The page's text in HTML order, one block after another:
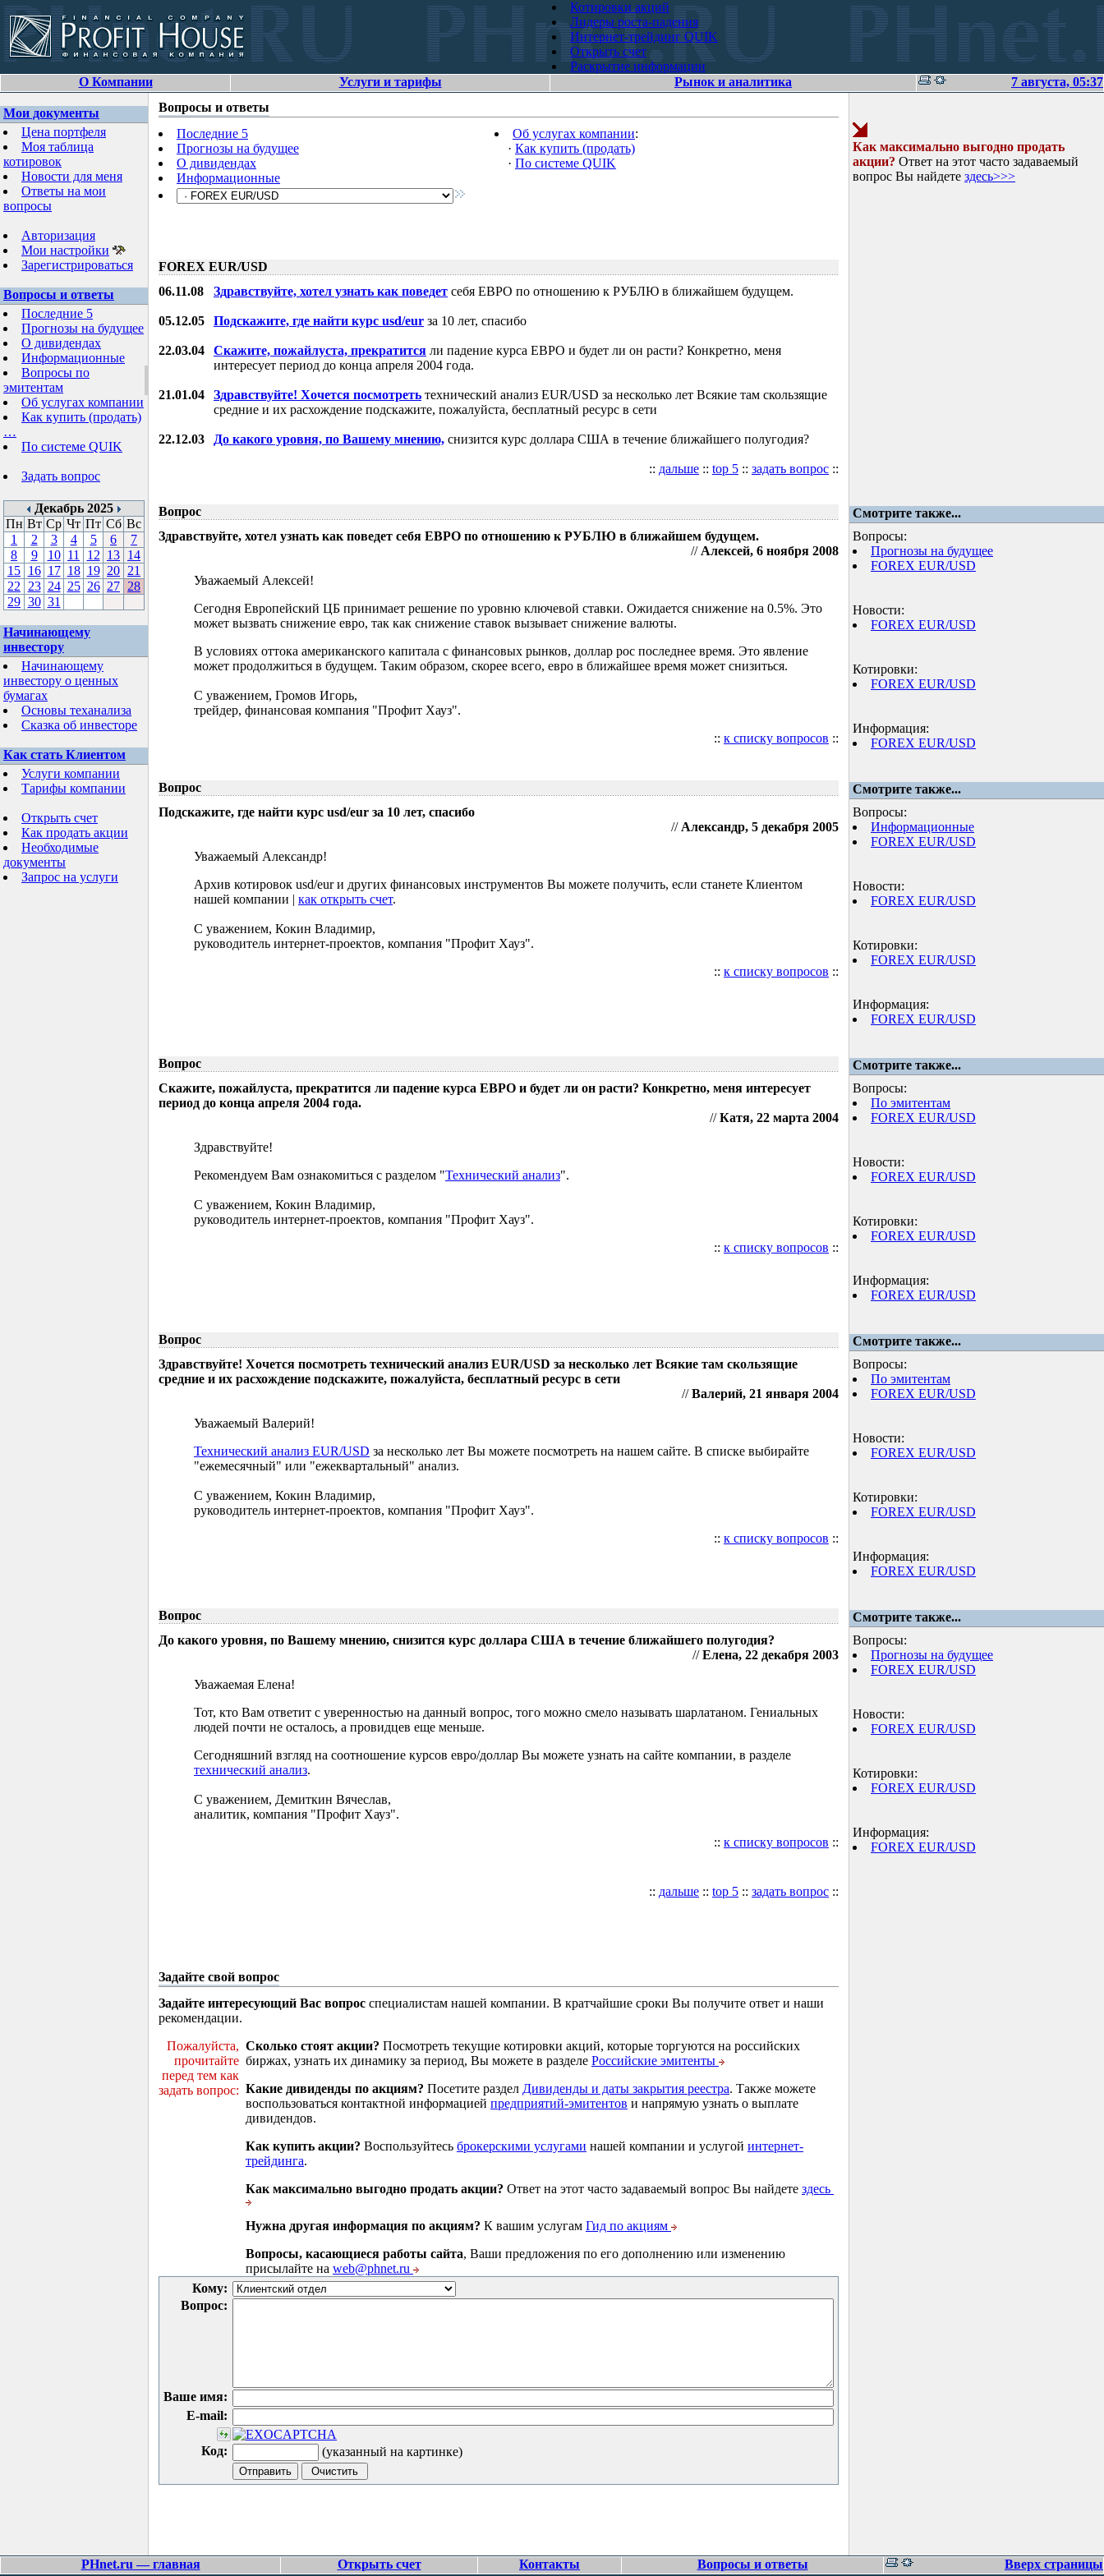
Котировки акций
Лидеры роста-падения
Интернет-трейдинг QUIK
Открыть счет
Раскрытие информации
О Компании
Услуги и тарифы Рынок и аналитика 7 августа, 05:37
Мои документы
Цена портфеля
Моя таблица
котировок
Новости для меня
Ответы на мои
вопросы
Авторизация
Мои настройки
Зарегистрироваться
Вопросы и ответы
Последние 5
Прогнозы на будущее
О дивидендах
Информационные
Вопросы по
эмитентам
Об услугах компании
Как купить (продать)
…
По системе QUIK
Задать вопрос
Декабрь 2025
Пн Вт Ср Чт Пт Сб Вс
1
2 3 4 5 6
7
8
9 10 11 12 13 14
15 16 17 18 19 20 21
22
23 24 25 26 27 28
29 30 31
Начинающему
инвестору
Начинающему
инвестору о ценных
бумагах
Основы теханализа
Сказка об инвесторе
Как стать Клиентом
Услуги компании
Тарифы компании
Открыть счет
Как продать акции
Необходимые
документы
Запрос на услуги
Вопросы и ответы
Последние 5
Прогнозы на будущее
О дивидендах
Информационные
Об услугах компании:
· Как купить (продать)
· По системе QUIK
FOREX EUR/USD
06.11.08 Здравствуйте, хотел узнать как поведет себя ЕВРО по отношению к РУБЛЮ в ближайшем будущем.
05.12.05 Подскажите, где найти курс usd/eur за 10 лет, спасибо
22.03.04 Скажите, пожайлуста, прекратится ли падение курса ЕВРО и будет ли он расти? Конкретно, меня
интересует период до конца апреля 2004 года.
21.01.04 Здравствуйте! Хочется посмотреть технический анализ EUR/USD за несколько лет Всякие там скользящие
средние и их расхождение подскажите, пожалуйста, бесплатный ресурс в сети
22.12.03 До какого уровня, по Вашему мнению, снизится курс доллара США в течение ближайшего полугодия?
:: дальше :: top 5 :: задать вопрос ::
Как максимально выгодно продать
акции? Ответ на этот часто задаваемый
вопрос Вы найдете здесь>>>
Вопрос
Смотрите также...
Здравствуйте, хотел узнать как поведет себя ЕВРО по отношению к РУБЛЮ в ближайшем будущем.
// Алексей, 6 ноября 2008
Уважаемый Алексей!
Сегодня Европейский ЦБ принимает решение по уровню ключевой ставки. Ожидается снижение на 0.5%. Это
может вызвать снижение евро, так как снижение ставок вызывает снижение валюты.
В условиях оттока американского капитала с финансовых рынков, доллар рос последнее время. Это явление
может продолжиться в будущем. Таким образом, скорее всего, евро в ближайшее время может снизиться.
С уважением, Громов Игорь,
трейдер, финансовая компания "Профит Хауз".
:: к списку вопросов ::
Вопросы:
Прогнозы на будущее
FOREX EUR/USD
Новости:
FOREX EUR/USD
Котировки:
FOREX EUR/USD
Информация:
FOREX EUR/USD
Вопрос
Смотрите также...
Подскажите, где найти курс usd/eur за 10 лет, спасибо
// Александр, 5 декабря 2005
Уважаемый Александр!
Архив котировок usd/eur и других финансовых инструментов Вы можете получить, если станете Клиентом
нашей компании | как открыть счет.
С уважением, Кокин Владимир,
руководитель интернет-проектов, компания "Профит Хауз".
:: к списку вопросов ::
Вопросы:
Информационные
FOREX EUR/USD
Новости:
FOREX EUR/USD
Котировки:
FOREX EUR/USD
Информация:
FOREX EUR/USD
Вопрос
Смотрите также...
Скажите, пожайлуста, прекратится ли падение курса ЕВРО и будет ли он расти? Конкретно, меня интересует
период до конца апреля 2004 года.
//Катя, 22 марта 2004
Здравствуйте!
Рекомендуем Вам ознакомиться с разделом "Технический анализ".
С уважением, Кокин Владимир,
руководитель интернет-проектов, компания "Профит Хауз".
:: к списку вопросов ::
Вопросы:
По эмитентам
FOREX EUR/USD
Новости:
FOREX EUR/USD
Котировки:
FOREX EUR/USD
Информация:
FOREX EUR/USD
Вопрос
Смотрите также...
Здравствуйте! Хочется посмотреть технический анализ EUR/USD за несколько лет Всякие там скользящие
средние и их расхождение подскажите, пожалуйста, бесплатный ресурс в сети
//Валерий, 21 января 2004
Уважаемый Валерий!
Технический анализ EUR/USD за несколько лет Вы можете посмотреть на нашем сайте. В списке выбирайте
"ежемесячный" или "ежеквартальный" анализ.
С уважением, Кокин Владимир,
руководитель интернет-проектов, компания "Профит Хауз".
:: к списку вопросов ::
Вопросы:
По эмитентам
FOREX EUR/USD
Новости:
FOREX EUR/USD
Котировки:
FOREX EUR/USD
Информация:
FOREX EUR/USD
Вопрос
Смотрите также...
До какого уровня, по Вашему мнению, снизится курс доллара США в течение ближайшего полугодия?
//Елена, 22 декабря 2003
Уважаемая Елена!
Тот, кто Вам ответит с уверенностью на данный вопрос, того можно смело называть шарлатаном. Гениальных
людей почти не осталось, а провидцев еще меньше.
Сегодняшний взгляд на соотношение курсов евро/доллар Вы можете узнать на сайте компании, в разделе
технический анализ.
С уважением, Демиткин Вячеслав,
аналитик, компания "Профит Хауз".
:: к списку вопросов ::
Вопросы:
Прогнозы на будущее
FOREX EUR/USD
Новости:
FOREX EUR/USD
Котировки:
FOREX EUR/USD
Информация:
FOREX EUR/USD
:: дальше :: top 5 :: задать вопрос ::
Задайте свой вопрос
Задайте интересующий Вас вопрос специалистам нашей компании. В кратчайшие сроки Вы получите ответ и наши
рекомендации.
Пожалуйста,
прочитайте
перед тем как
задать вопрос:
Сколько стоят акции? Посмотреть текущие котировки акций, которые торгуются на российских
биржах, узнать их динамику за период, Вы можете в разделе Российские эмитенты
Какие дивиденды по акциям? Посетите раздел Дивиденды и даты закрытия реестра. Также можете
воспользоваться контактной информацией предприятий-эмитентов и напрямую узнать о выплате
дивидендов.
Как купить акции? Воспользуйтесь брокерскими услугами нашей компании и услугой интернет-
трейдинга.
Как максимально выгодно продать акции? Ответ на этот часто задаваемый вопрос Вы найдете здесь
Нужна другая информация по акциям? К вашим услугам Гид по акциям
Вопросы, касающиеся работы сайта, Ваши предложения по его дополнению или изменению
присылайте на web@phnet.ru
Кому:
Вопрос:
Ваше имя:
E-mail:
Код: (указанный на картинке)
PHnet.ru — главная Открыть счет Контакты Вопросы и ответы Вверх страницы